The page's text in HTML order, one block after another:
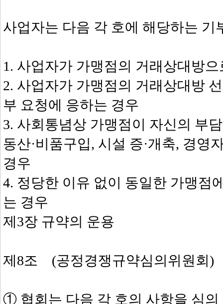
사업자는 다음 각 호에 해당하는 기
1. 사업자가 가맹점의 거래상대방
2. 사업자가 가맹점의 거래상대방
부 요청에 응하는 경우
3. 사회통념상 가맹점이 자신의 부
동산·비품구입, 시설 증·개축, 경영
경우
4. 정당한 이유 없이 동일한 가맹점
는 경우
제3장 규약의 운용
제8조 (공정경쟁규약심의위원회)
① 협회는 다음 각 호의 사항을 심